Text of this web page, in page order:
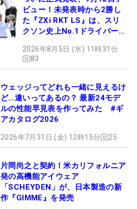
ビュー！未発表時から2勝し
た『ZXi RKT LS』は、スリ
クソン史上No.1ドライバー!?
2026年8月5日 (水) 11時31分
83
ウェッジってどれも一緒に見えるけ
ど…違いってあるの？ 最新24モデ
ルの性能早見表を作ってみた #ギ
アカタログ2026
2026年7月31日 (金) 12時15分 25
片岡尚之と契約！米カリフォルニア
発の高機能アイウェア
「SCHEYDEN」が、日本製造の新
作『GIMME』を発売